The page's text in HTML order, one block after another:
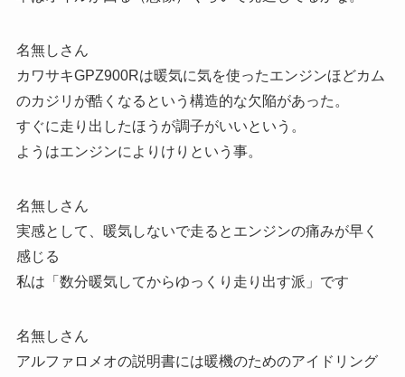
名無しさん
カワサキGPZ900Rは暖気に気を使ったエンジンほどカム
のカジリが酷くなるという構造的な欠陥があった。
すぐに走り出したほうが調子がいいという。
ようはエンジンによりけりという事。
名無しさん
実感として、暖気しないで走るとエンジンの痛みが早く
感じる
私は「数分暖気してからゆっくり走り出す派」です
名無しさん
アルファロメオの説明書には暖機のためのアイドリング